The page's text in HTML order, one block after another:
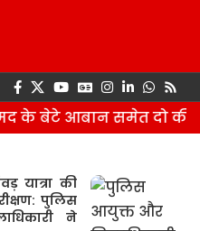
बेटे आबान समेत दो की
यात्रा की
पुलिस
ने